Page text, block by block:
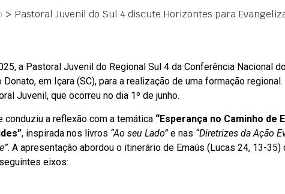
> Pastoral Juvenil do Sul 4 discute Horizontes para
a Pastoral Juvenil do Regional Sul 4 da Conferência Nacional
em Içara (SC), para a realização de uma formação
Juvenil, que ocorreu no dia 1º de junho.
conduziu a reflexão com a temática “Esperança no Caminho de
, inspirada nos livros “Ao seu Lado”e nas “Diretrizes da Ação
. A apresentação abordou o itinerário de Emaús (Lucas 24, 13-
eixos: